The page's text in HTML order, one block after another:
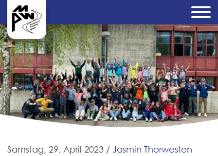
Samstag, 29. April 2023 / Jasmin Thorwesten